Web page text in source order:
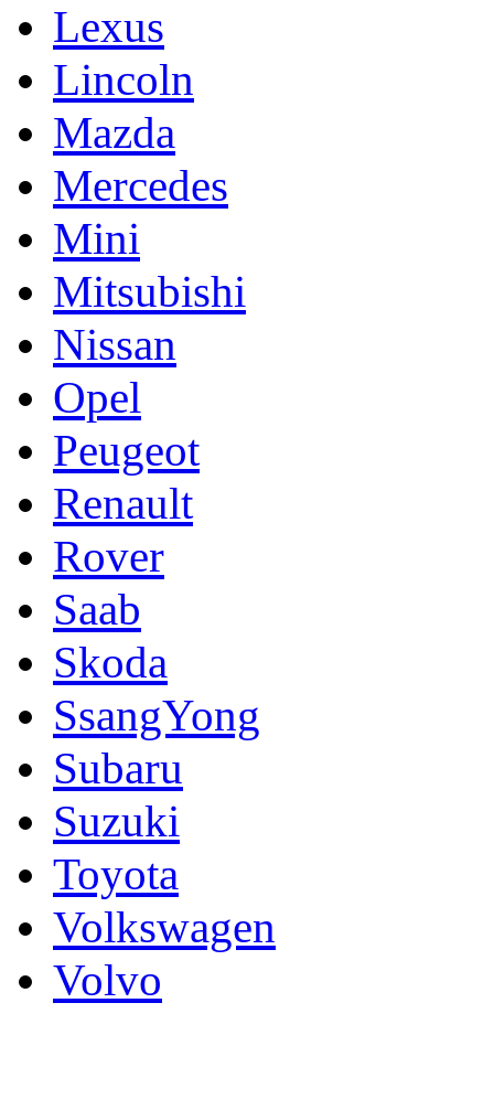
Lexus
Lincoln
Mazda
Mercedes
Mini
Mitsubishi
Nissan
Opel
Peugeot
Renault
Rover
Saab
Skoda
SsangYong
Subaru
Suzuki
Toyota
Volkswagen
Volvo